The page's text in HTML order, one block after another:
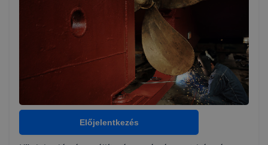
Képzés időtartama
Választható szakmairányok:
Nem válaszható
Előjelentkezés